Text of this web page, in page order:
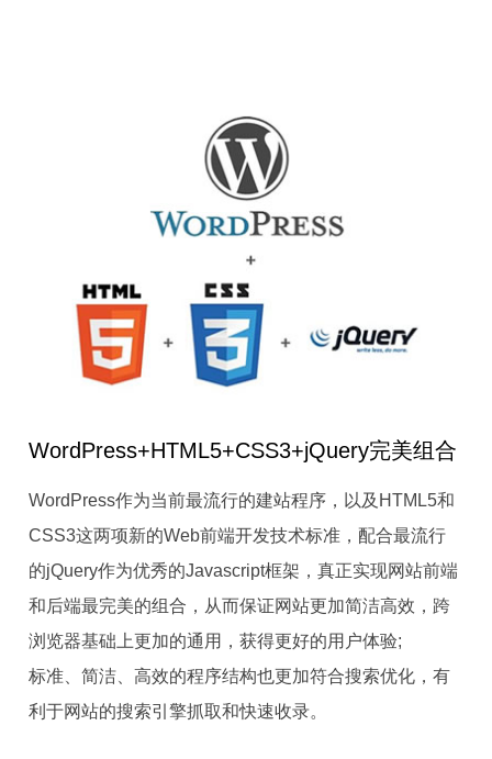
WordPress+HTML5+CSS3+jQuery完美组合
WordPress作为当前最流行的建站程序，以及HTML5和
CSS3这两项新的Web前端开发技术标准，配合最流行
的jQuery作为优秀的Javascript框架，真正实现网站前端
和后端最完美的组合，从而保证网站更加简洁高效，跨
浏览器基础上更加的通用，获得更好的用户体验;
标准、简洁、高效的程序结构也更加符合搜索优化，有
利于网站的搜索引擎抓取和快速收录。